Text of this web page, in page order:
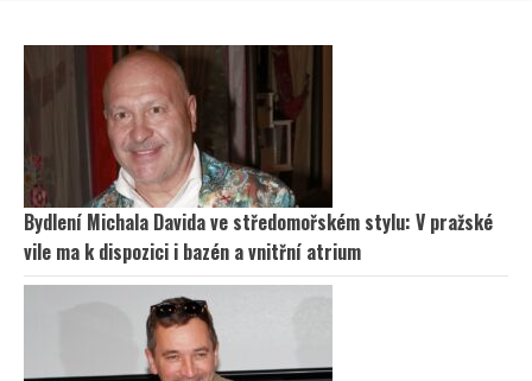
Bydlení Michala Davida ve středomořském stylu: V pražské
vile ma k dispozici i bazén a vnitřní atrium